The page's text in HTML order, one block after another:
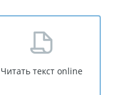
Читать текст online